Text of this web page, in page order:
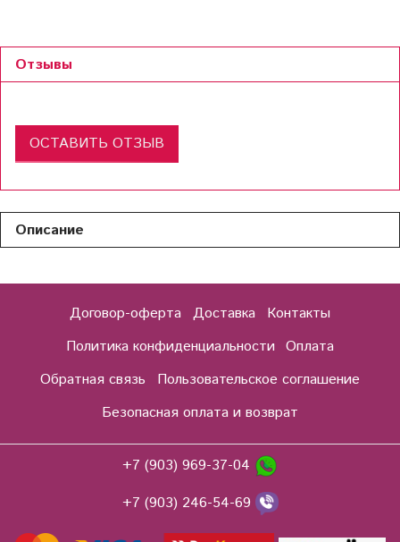
Отзывы
ОСТАВИТЬ ОТЗЫВ
Описание
Договор-оферта Доставка
Контакты
Политика конфиденциальности Оплата
Обратная связь
Пользовательское соглашение
Безопасная оплата и возврат
+7 (903) 969-37-04
+7 (903) 246-54-69